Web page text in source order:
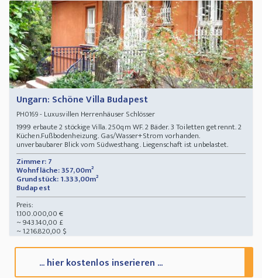
Ungarn: Schöne Villa Budapest
PH0169- Luxusvillen Herrenhäuser Schlösser
1999 erbaute 2 stöckige Villa. 250qm WF. 2 Bäder. 3 Toiletten getrennt. 2
Küchen.Fußbodenheizung. Gas/Wasser+Strom vorhanden.
unverbaubarer Blick vom Südwesthang. Liegenschaft ist unbelastet.
Zimmer: 7
Wohnfläche: 357,00m²
Grundstück: 1.333,00m²
Budapest
Preis:
1.100.000,00 €
~ 943.140,00 £
~ 1.216.820,00 $
... hier kostenlos inserieren ...